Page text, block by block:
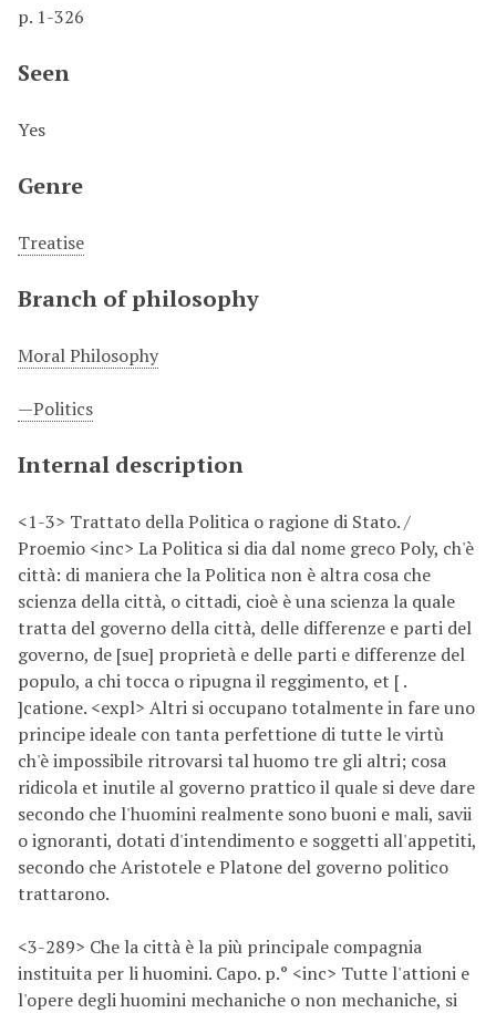
p. 1-326
Seen
Yes
Genre
Treatise
Branch of philosophy
Moral Philosophy
—Politics
Internal description
<1-3> Trattato della Politica o ragione di Stato. /
Proemio <inc> La Politica si dia dal nome greco Poly, ch'è
città: di maniera che la Politica non è altra cosa che
scienza della città, o cittadi, cioè è una scienza la quale
tratta del governo della città, delle differenze e parti del
governo, de [sue] proprietà e delle parti e differenze del
populo, a chi tocca o ripugna il reggimento, et [ .
]catione. <expl> Altri si occupano totalmente in fare uno
principe ideale con tanta perfettione di tutte le virtù
ch'è impossibile ritrovarsi tal huomo tre gli altri; cosa
ridicola et inutile al governo prattico il quale si deve dare
secondo che l'huomini realmente sono buoni e mali, savii
o ignoranti, dotati d'intendimento e soggetti all'appetiti,
secondo che Aristotele e Platone del governo politico
trattarono.
<3-289> Che la città è la più principale compagnia
instituita per li huomini. Capo. p.° <inc> Tutte l'attioni e
l'opere degli huomini mechaniche o non mechaniche, si